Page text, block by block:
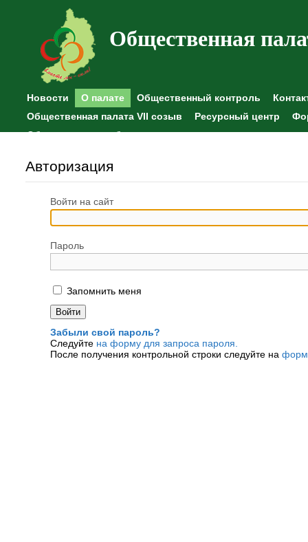
Общественная
Новости О палате Общественный контроль
Общественная палата VII созыв
Ресурсный центр
Общественные наблюдения
Авторизация
Войти на сайт
Пароль
Запомнить меня
Забыли свой пароль?
Следуйте на форму для запроса пароля.
После получения контрольной строки следуйте на